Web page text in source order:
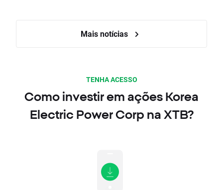
Mais notícias
TENHA ACESSO
Como investir em ações Korea
Electric Power Corp na XTB?